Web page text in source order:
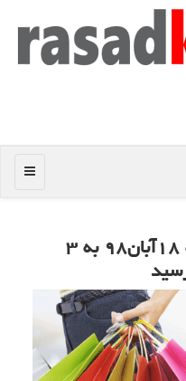
منو
قیمت سكه طرح جدید شنبه ۱۸آبان۹۸ به ۳